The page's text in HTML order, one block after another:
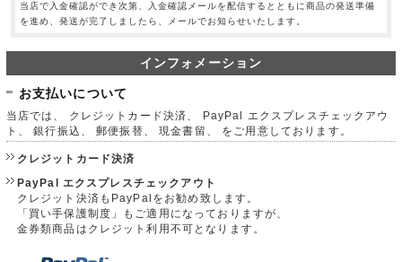
当店で入金確認ができ次第、入金確認メールを配信するとともに商品の発送準備
を進め、発送が完了しましたら、メールでお知らせいたします。
インフォメーション
お支払いについて
当店では、 クレジットカード決済、 PayPal エクスプレスチェックアウ
ト、 銀行振込、 郵便振替、 現金書留、 をご用意しております。
クレジットカード決済
PayPal エクスプレスチェックアウト
クレジット決済もPayPalをお勧め致します。
「買い手保護制度」もご適用になっておりますが、
金券類商品はクレジット利用不可となります。